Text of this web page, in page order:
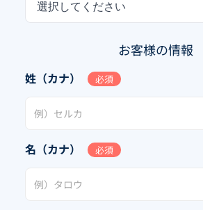
選択してください
お客様の情報
姓（カナ） 必須
名（カナ） 必須